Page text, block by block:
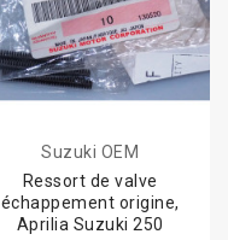
Suzuki OEM
Ressort de valve
échappement origine,
Aprilia Suzuki 250